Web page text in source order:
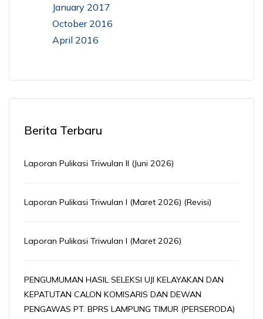
January 2017
October 2016
April 2016
Berita Terbaru
Laporan Pulikasi Triwulan II (Juni 2026)
Laporan Pulikasi Triwulan I (Maret 2026) (Revisi)
Laporan Pulikasi Triwulan I (Maret 2026)
PENGUMUMAN HASIL SELEKSI UJI KELAYAKAN DAN
KEPATUTAN CALON KOMISARIS DAN DEWAN
PENGAWAS PT. BPRS LAMPUNG TIMUR (PERSERODA)